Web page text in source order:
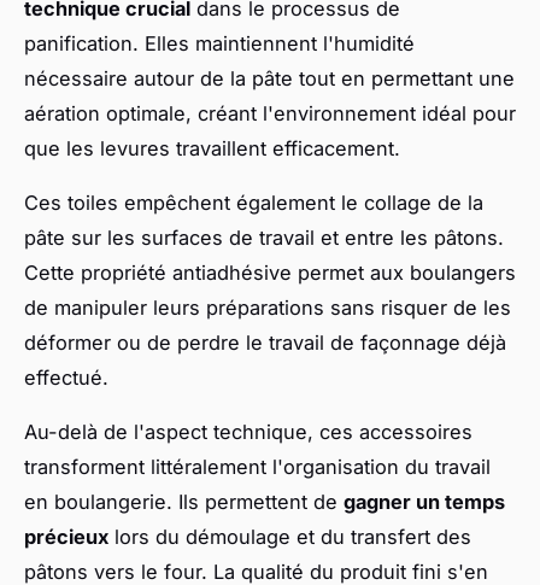
technique crucial dans le processus de
panification. Elles maintiennent l'humidité
nécessaire autour de la pâte tout en permettant une
aération optimale, créant l'environnement idéal pour
que les levures travaillent efficacement.
Ces toiles empêchent également le collage de la
pâte sur les surfaces de travail et entre les pâtons.
Cette propriété antiadhésive permet aux boulangers
de manipuler leurs préparations sans risquer de les
déformer ou de perdre le travail de façonnage déjà
effectué.
Au-delà de l'aspect technique, ces accessoires
transforment littéralement l'organisation du travail
en boulangerie. Ils permettent de gagner un temps
précieux lors du démoulage et du transfert des
pâtons vers le four. La qualité du produit fini s'en